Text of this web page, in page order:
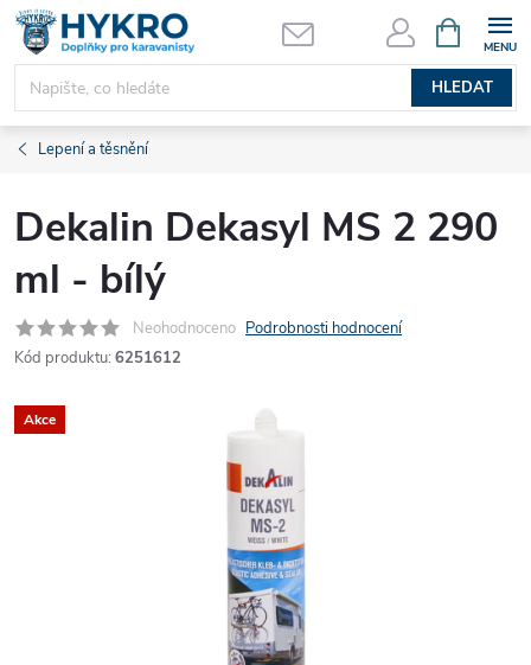
Přejít
obsah
HLEDAT
NÁKUPNÍ
KOŠÍK
Lepení a těsnění
Dekalin Dekasyl MS 2 290
ml - bílý
Neohodnoceno Podrobnosti hodnocení
Kód produktu: 6251612
Akce